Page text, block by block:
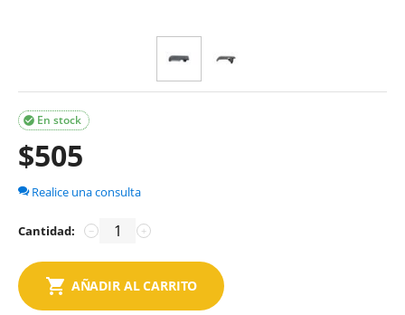
En stock

$505
Realice una consulta
Cantidad: +
−
AÑADIR AL CARRITO